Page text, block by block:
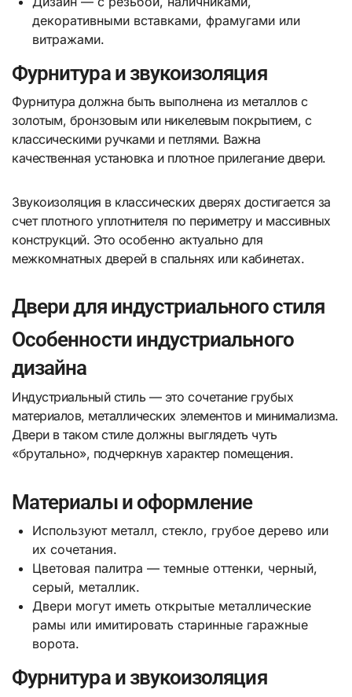
декоративными вставками, фрамугами или
витражами.
Фурнитура и звукоизоляция
Фурнитура должна быть выполнена из металлов с
золотым, бронзовым или никелевым покрытием, с
классическими ручками и петлями. Важна
качественная установка и плотное прилегание двери.
Звукоизоляция в классических дверях достигается за
счет плотного уплотнителя по периметру и массивных
конструкций. Это особенно актуально для
межкомнатных дверей в спальнях или кабинетах.
Двери для индустриального стиля
Особенности индустриального
дизайна
Индустриальный стиль — это сочетание грубых
материалов, металлических элементов и минимализма.
Двери в таком стиле должны выглядеть чуть
«брутально», подчеркнув характер помещения.
Материалы и оформление
Используют металл, стекло, грубое дерево или
их сочетания.
Цветовая палитра — темные оттенки, черный,
серый, металлик.
Двери могут иметь открытые металлические
рамы или имитировать старинные гаражные
ворота.
Фурнитура и звукоизоляция